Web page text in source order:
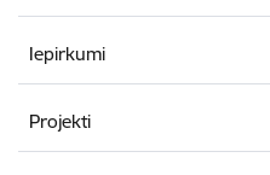
Iepirkumi
Projekti